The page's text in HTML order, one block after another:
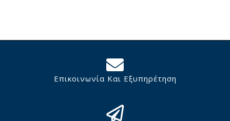
Επικοινωνία Και Εξυπηρέτηση